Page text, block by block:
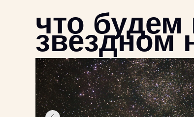
что
звездном